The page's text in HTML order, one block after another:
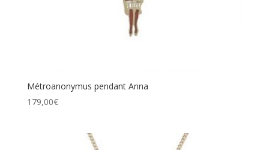
Métroanonymus pendant Anna
179,00€